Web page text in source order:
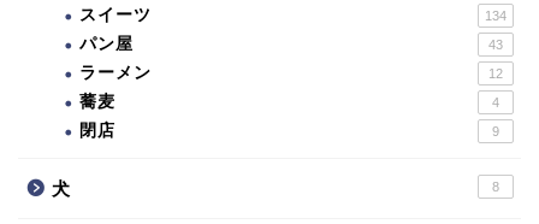
スイーツ 134
パン屋 43
ラーメン 12
蕎麦 4
閉店 9
犬 8